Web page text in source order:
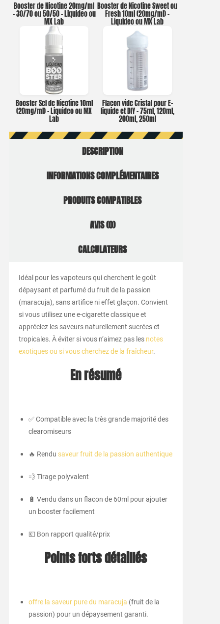
Booster de Nicotine 20mg/ml
– 30/70 ou 50/50 – Liquideo ou
MX Lab
Booster de Nicotine Sweet ou
Fresh 10ml (20mg/ml) –
Liquideo ou MX Lab
Booster Sel de Nicotine 10ml
(20mg/ml) – Liquideo ou MX
Lab
Flacon vide Cristal pour E-
liquide et DIY – 75ml, 120ml,
200ml, 250ml
DESCRIPTION
INFORMATIONS COMPLÉMENTAIRES
PRODUITS COMPATIBLES
AVIS (0)
CALCULATEURS
Idéal pour les vapoteurs qui cherchent le goût
dépaysant et parfumé du fruit de la passion
(maracuja), sans artifice ni effet glaçon. Convient
si vous utilisez une e-cigarette classique et
appréciez les saveurs naturellement sucrées et
tropicales. À éviter si vous n’aimez pas les notes
exotiques ou si vous cherchez de la fraîcheur.
En résumé
✅ Compatible avec la très grande majorité des
clearomiseurs
🔥 Rendu saveur fruit de la passion authentique
💨 Tirage polyvalent
🔋 Vendu dans un flacon de 60ml pour ajouter
un booster facilement
💶 Bon rapport qualité/prix
Points forts détaillés
offre la saveur pure du maracuja (fruit de la
passion) pour un dépaysement garanti.